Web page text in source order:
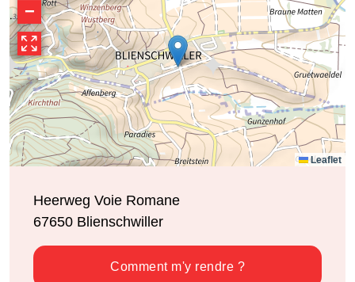
−
Leaflet
Heerweg Voie Romane
67650 Blienschwiller
Comment m'y rendre ?